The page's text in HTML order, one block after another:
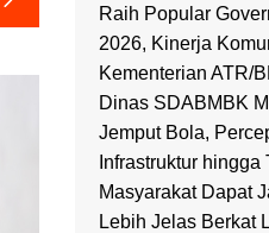
Raih Popular
2026, Kinerja
Kementerian ATR/
Dinas SDABMBK
Jemput Bola,
Infrastruktur
Masyarakat Dapat
Lebih Jelas Berkat